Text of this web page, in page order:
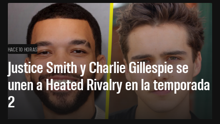
HACE 10 HORAS
Justice Smith y Charlie Gillespie se
unen a Heated Rivalry en la temporada
2